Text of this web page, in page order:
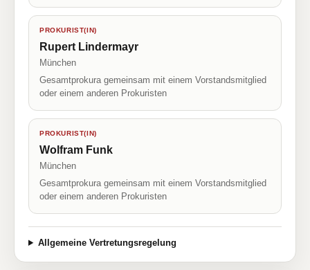
PROKURIST(IN)
Rupert Lindermayr
München
Gesamtprokura gemeinsam mit einem Vorstandsmitglied
oder einem anderen Prokuristen
PROKURIST(IN)
Wolfram Funk
München
Gesamtprokura gemeinsam mit einem Vorstandsmitglied
oder einem anderen Prokuristen
Allgemeine Vertretungsregelung